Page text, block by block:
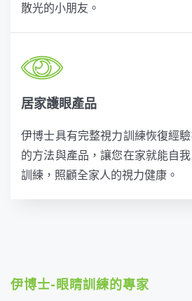
散光的小朋友。
居家護眼產品
伊博士具有完整視力訓練恢復經
的方法與產品，讓您在家就能自
訓練，照顧全家人的視力健康。
伊博士-眼睛訓練的專家